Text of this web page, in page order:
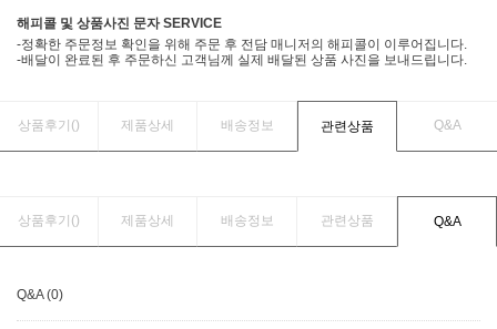
해피콜 및 상품사진 문자 SERVICE
-정확한 주문정보 확인을 위해 주문 후 전담 매니저의 해피콜이 이루어집니다.
-배달이 완료된 후 주문하신 고객님께 실제 배달된 상품 사진을 보내드립니다.
상품후기() 제품상세 배송정보 관련상품 Q&A
상품후기() 제품상세 배송정보 관련상품 Q&A
Q&A (0)